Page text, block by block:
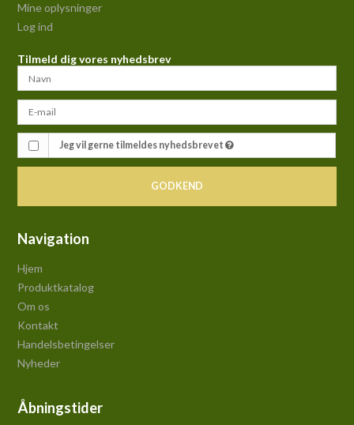
Mine oplysninger
Log ind
Tilmeld dig vores nyhedsbrev
Jeg vil gerne tilmeldes nyhedsbrevet
GODKEND
Navigation
Hjem
Produktkatalog
Om os
Kontakt
Handelsbetingelser
Nyheder
Åbningstider